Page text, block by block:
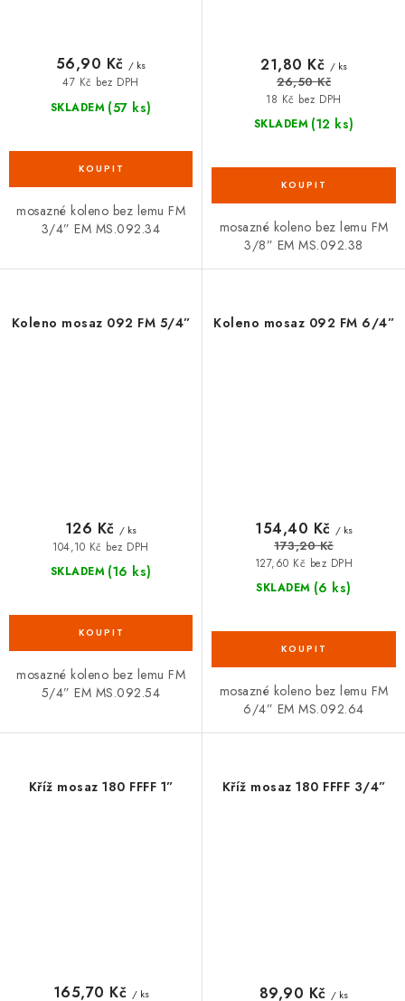
SKLADEM (57 ks)
47 Kč bez DPH
56,90 Kč / ks
mosazné koleno bez lemu FM
3/4” EM MS.092.34
SKLADEM (12 ks)
18 Kč bez DPH
21,80 Kč / ks
26,50 Kč
mosazné koleno bez lemu FM
3/8” EM MS.092.38
Koleno mosaz 092 FM 5/4”
SKLADEM (16 ks)
104,10 Kč bez DPH
126 Kč / ks
mosazné koleno bez lemu FM
5/4” EM MS.092.54
Koleno mosaz 092 FM 6/4”
SKLADEM (6 ks)
127,60 Kč bez DPH
154,40 Kč / ks
173,20 Kč
mosazné koleno bez lemu FM
6/4” EM MS.092.64
Kříž mosaz 180 FFFF 1”
165,70 Kč / ks
Kříž mosaz 180 FFFF 3/4”
89,90 Kč / ks